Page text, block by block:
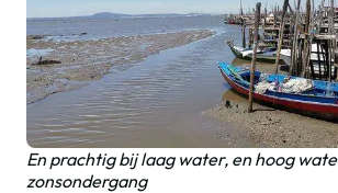
En prachtig bij laag water, en hoog
zonsondergang